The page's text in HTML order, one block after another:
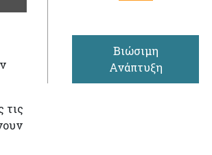
τις
Βιώσιμη
Ανάπτυξη